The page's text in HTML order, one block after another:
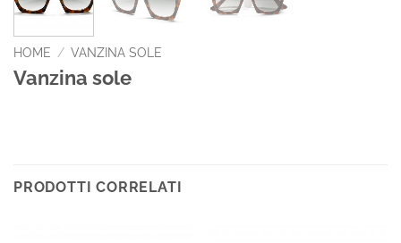
HOME / VANZINA SOLE
Vanzina sole
PRODOTTI CORRELATI